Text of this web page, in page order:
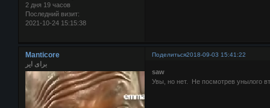
2 дня 19 часов
Последний визит:
2021-10-24 15:15:38
Поделиться2018-09-03 15:41:22
Manticore
برای ایر
saw
Увы, но нет. Не посмотрев унылого